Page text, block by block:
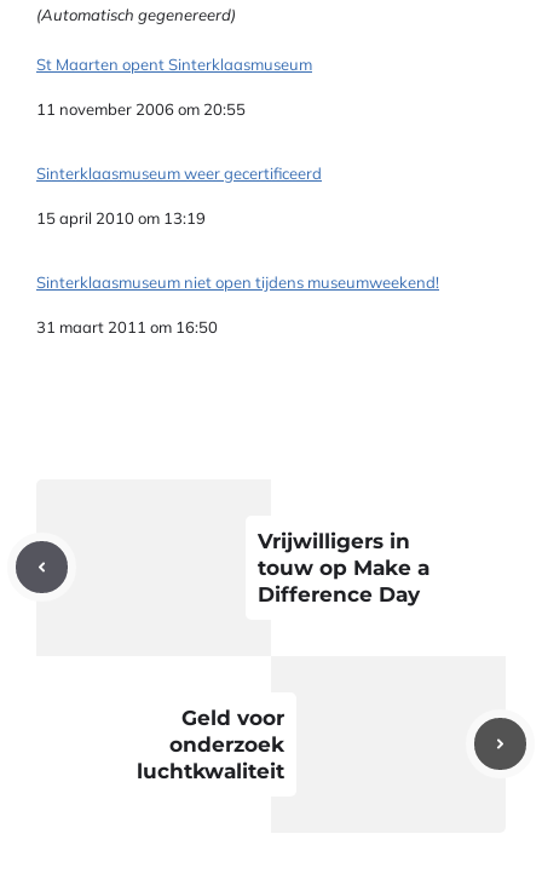
(Automatisch gegenereerd)
St Maarten opent Sinterklaasmuseum
Datum
11 november 2006 om 20:55
Sinterklaasmuseum weer gecertificeerd
Datum
15 april 2010 om 13:19
Sinterklaasmuseum niet open tijdens museumweekend!
Datum
31 maart 2011 om 16:50
Vrijwilligers in
touw op Make a
Difference Day
Geld voor
onderzoek
luchtkwaliteit